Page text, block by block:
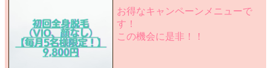
お得なキャンペーンメニューで
す！
この機会に是非！！